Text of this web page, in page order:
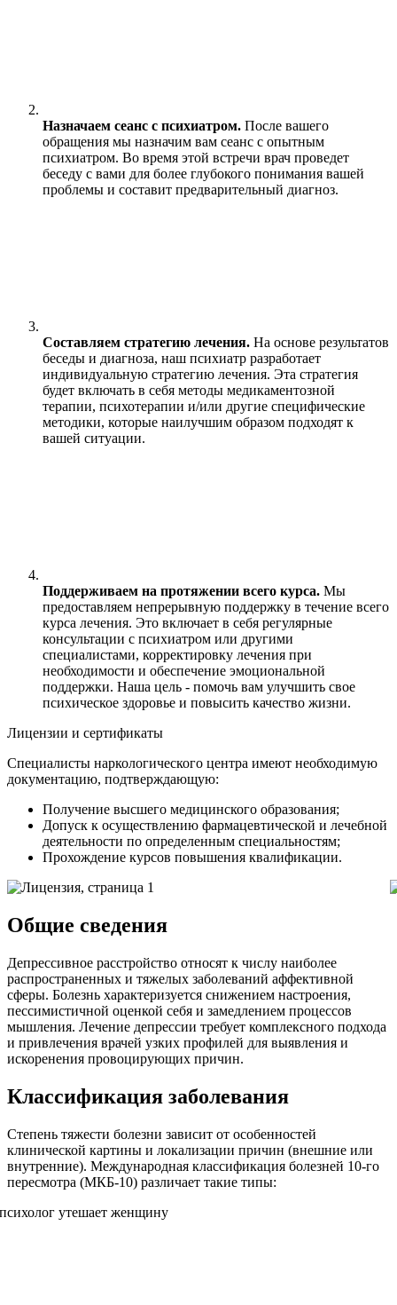
Назначаем сеанс с психиатром. После вашего
обращения мы назначим вам сеанс с опытным
психиатром. Во время этой встречи врач проведет
беседу с вами для более глубокого понимания вашей
проблемы и составит предварительный диагноз.
Составляем стратегию лечения. На основе результатов
беседы и диагноза, наш психиатр разработает
индивидуальную стратегию лечения. Эта стратегия
будет включать в себя методы медикаментозной
терапии, психотерапии и/или другие специфические
методики, которые наилучшим образом подходят к
вашей ситуации.
Поддерживаем на протяжении всего курса. Мы
предоставляем непрерывную поддержку в течение всего
курса лечения. Это включает в себя регулярные
консультации с психиатром или другими
специалистами, корректировку лечения при
необходимости и обеспечение эмоциональной
поддержки. Наша цель - помочь вам улучшить свое
психическое здоровье и повысить качество жизни.
Лицензии и сертификаты
Специалисты наркологического центра имеют необходимую
документацию, подтверждающую:
Получение высшего медицинского образования;
Допуск к осуществлению фармацевтической и лечебной
деятельности по определенным специальностям;
Прохождение курсов повышения квалификации.
Общие сведения
Депрессивное расстройство относят к числу наиболее
распространенных и тяжелых заболеваний аффективной
сферы. Болезнь характеризуется снижением настроения,
пессимистичной оценкой себя и замедлением процессов
мышления. Лечение депрессии требует комплексного подхода
и привлечения врачей узких профилей для выявления и
искоренения провоцирующих причин.
Классификация заболевания
Степень тяжести болезни зависит от особенностей
клинической картины и локализации причин (внешние или
внутренние). Международная классификация болезней 10-го
пересмотра (МКБ-10) различает такие типы: